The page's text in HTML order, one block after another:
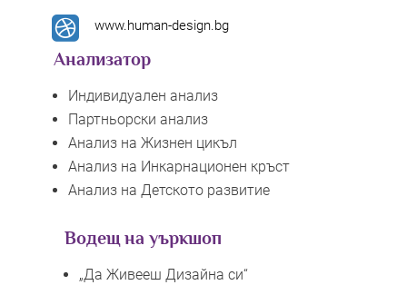
 www.human-design.bg
Анализатор
Индивидуален анализ
Партньорски анализ
Анализ на Жизнен цикъл
Анализ на Инкарнационен кръст
Анализ на Детското развитие
Водещ на уъркшоп
„Да Живееш Дизайна си“